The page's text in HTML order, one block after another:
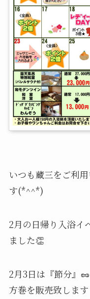
いつも蔵三をご利
す(*^^*)
2月の日帰り入浴イ
ました👏
2月3日は『節分』
方巻を販売致します